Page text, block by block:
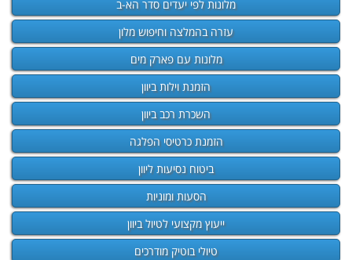
מלונות לפי יעדים סדר הא-ב
עזרה בהמלצה וחיפוש מלון
מלונות עם פארק מים
הזמנת וילות ביוון
השכרת רכב ביוון
הזמנת כרטיסי הפלגה
ביטוח נסיעות ליוון
הסעות ומוניות
ייעוץ מקצועי לטיול ביוון
טיולי בוטיק מודרכים